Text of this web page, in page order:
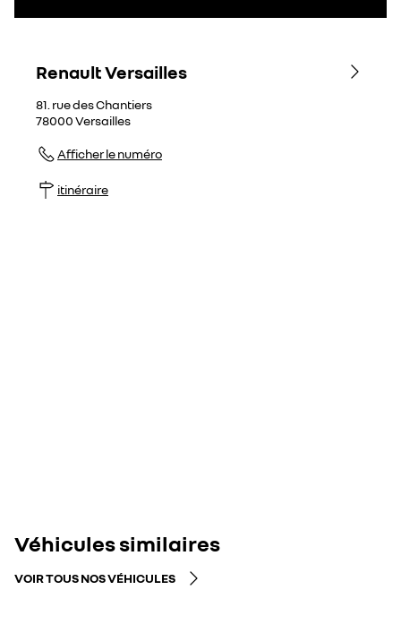
Renault Versailles
81. rue des Chantiers
78000Versailles
Afficher le numéro
itinéraire
Véhicules similaires
VOIR TOUS NOS VÉHICULES